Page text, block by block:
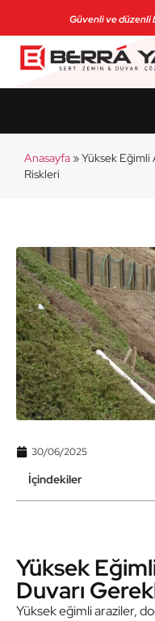
Güvenli ve düzenli
Anasayfa »Yüksek Eğimli
Riskleri
30/06/2025
İçindekiler
Yüksek
Duvarı
Yüksek eğimli araziler,